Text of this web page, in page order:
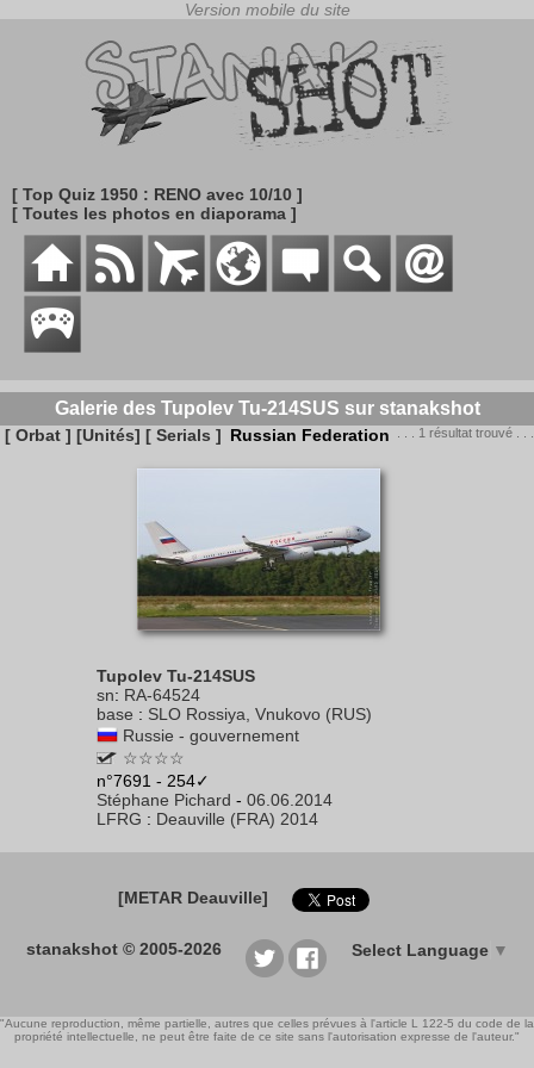
[ Top Quiz 1950 : RENO avec 10/10 ]
[ Toutes les photos en diaporama ]
Galerie des Tupolev Tu-214SUS sur stanakshot
[ Orbat ] [Unités] [ Serials ] Russian Federation . . . 1 résultat trouvé . . .
Tupolev Tu-214SUS
sn: RA-64524
base : SLO Rossiya, Vnukovo (RUS)
Russie - gouvernement
☆☆☆☆
n°7691 - 254✓
Stéphane Pichard - 06.06.2014
LFRG : Deauville (FRA) 2014
[METAR Deauville]
stanakshot © 2005-2026 Select Language ▼
"Aucune reproduction, même partielle, autres que celles prévues à l'article L 122-5 du code de la
propriété intellectuelle, ne peut être faite de ce site sans l'autorisation expresse de l'auteur."